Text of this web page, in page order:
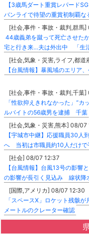
【3歳馬ダート重賞レパード
バンライで待望の重賞初制覇な
[社会,事件・事故・裁判,群馬
44歳義弟を蹴って死亡させ
宅と行き来…夫は外出中 「生
[社会,気象・災害,ライフ,都
【台風情報】暴風域のエリア
[社会,事件・事故・裁判,千葉
「性欲抑えきれなかった」“
ルバイトの56歳男を逮捕 千葉
[社会,気象・災害,熊本] 08/07
【宇城市中継】応援職員30
へ 当初は市職員約10人だけで
[社会] 08/07 12:37
【台風情報】台風13号の影
の影響が長引く見込み 線状降
[国際,アメリカ] 08/07 12:30
「スペースX」ロケット残骸
メートルのクレーター確認